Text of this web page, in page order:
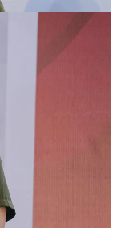
3
de 60 a 64 años
que se